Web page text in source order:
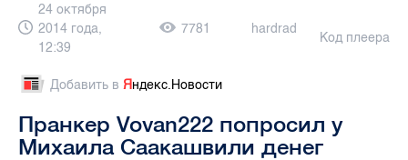
24 октября
2014 года,
12:39
7781 hardrad
Код плеера
Добавить в Яндекс.Новости
Пранкер Vovan222 попросил у
Михаила Саакашвили денег